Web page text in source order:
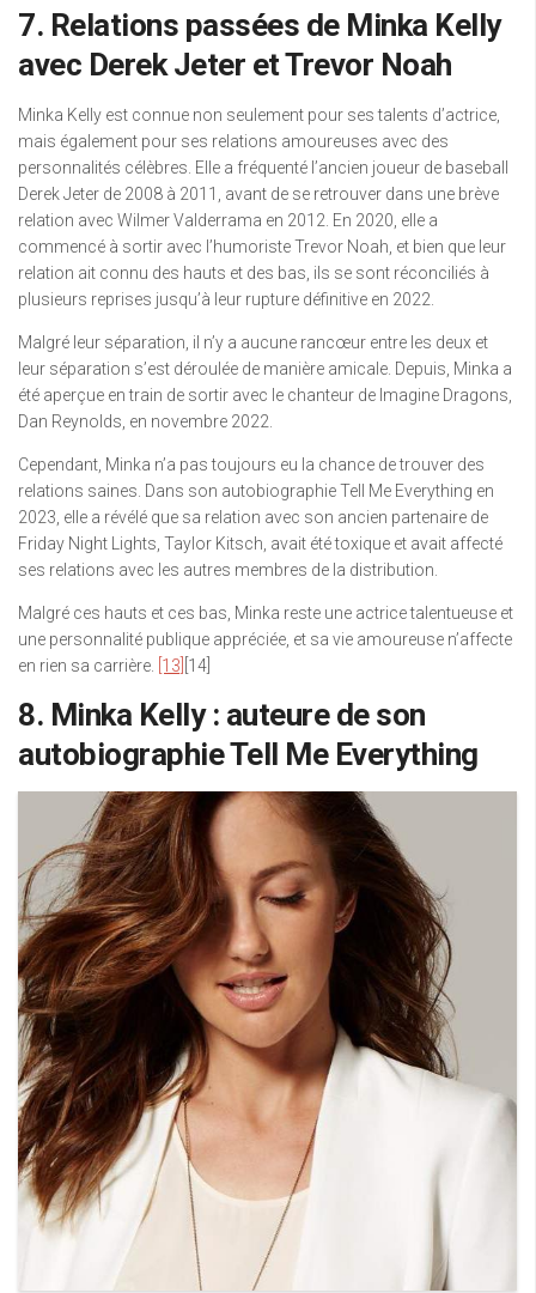
7. Relations passées de Minka Kelly
avec Derek Jeter et Trevor Noah
Minka Kelly est connue non seulement pour ses talents d’actrice,
mais également pour ses relations amoureuses avec des
personnalités célèbres. Elle a fréquenté l’ancien joueur de baseball
Derek Jeter de 2008 à 2011, avant de se retrouver dans une brève
relation avec Wilmer Valderrama en 2012. En 2020, elle a
commencé à sortir avec l’humoriste Trevor Noah, et bien que leur
relation ait connu des hauts et des bas, ils se sont réconciliés à
plusieurs reprises jusqu’à leur rupture définitive en 2022.
Malgré leur séparation, il n’y a aucune rancœur entre les deux et
leur séparation s’est déroulée de manière amicale. Depuis, Minka a
été aperçue en train de sortir avec le chanteur de Imagine Dragons,
Dan Reynolds, en novembre 2022.
Cependant, Minka n’a pas toujours eu la chance de trouver des
relations saines. Dans son autobiographie Tell Me Everything en
2023, elle a révélé que sa relation avec son ancien partenaire de
Friday Night Lights, Taylor Kitsch, avait été toxique et avait affecté
ses relations avec les autres membres de la distribution.
Malgré ces hauts et ces bas, Minka reste une actrice talentueuse et
une personnalité publique appréciée, et sa vie amoureuse n’affecte
en rien sa carrière.
[13] [14]
8. Minka Kelly : auteure de son
autobiographie Tell Me Everything